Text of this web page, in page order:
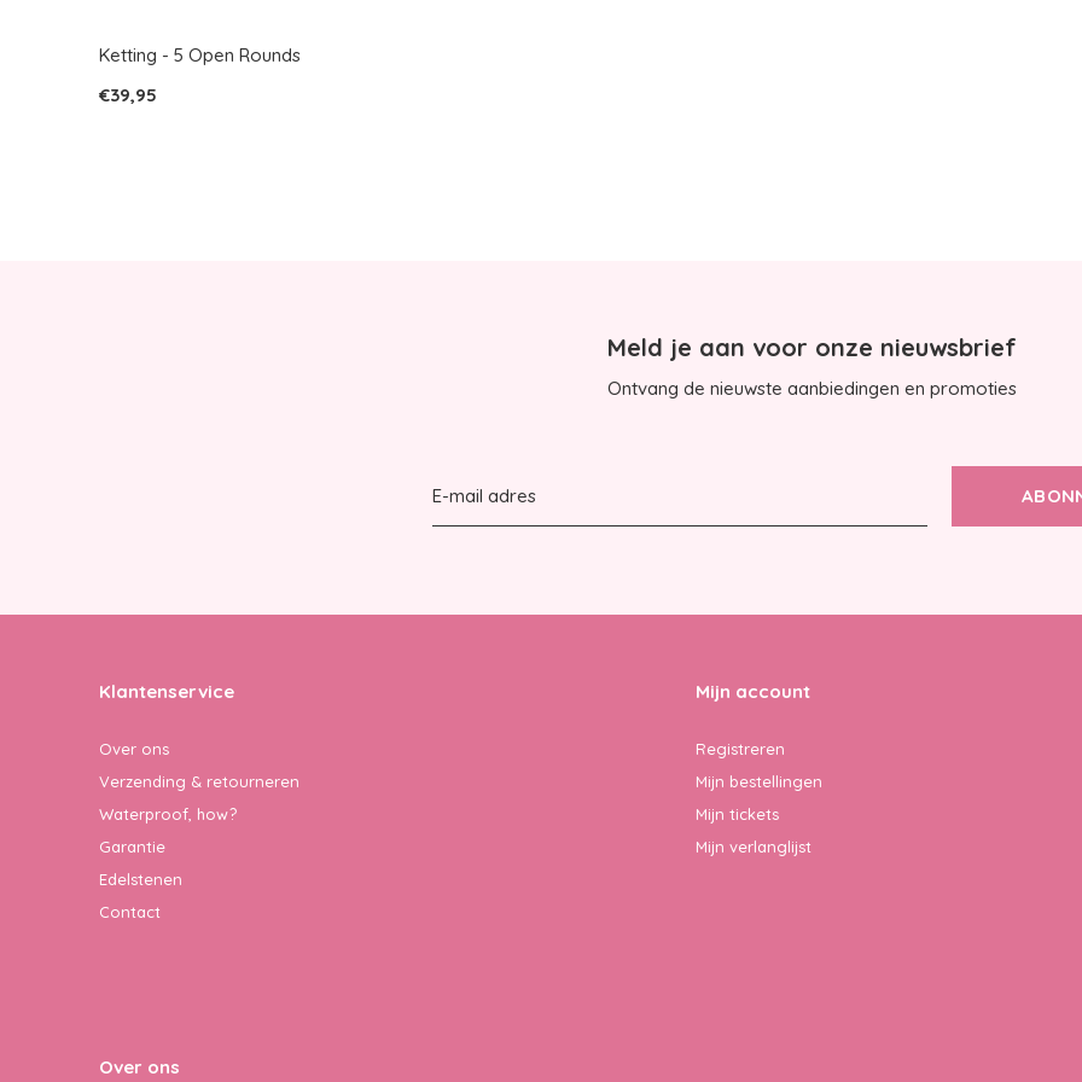
Ketting - 5 Open Rounds
€39,95
Meld je aan voor onze nieuwsbrief
Ontvang de nieuwste aanbiedingen en promoties
Klantenservice
Over ons
Verzending & retourneren
Waterproof, how?
Garantie
Edelstenen
Contact
Mijn account
Registreren
Mijn bestellingen
Mijn tickets
Mijn verlanglijst
Over ons